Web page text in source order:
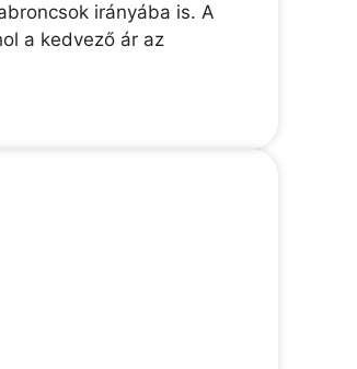
irányába is. A
a kedvező ár az